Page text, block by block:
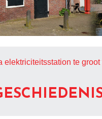
elektriciteitsstation te